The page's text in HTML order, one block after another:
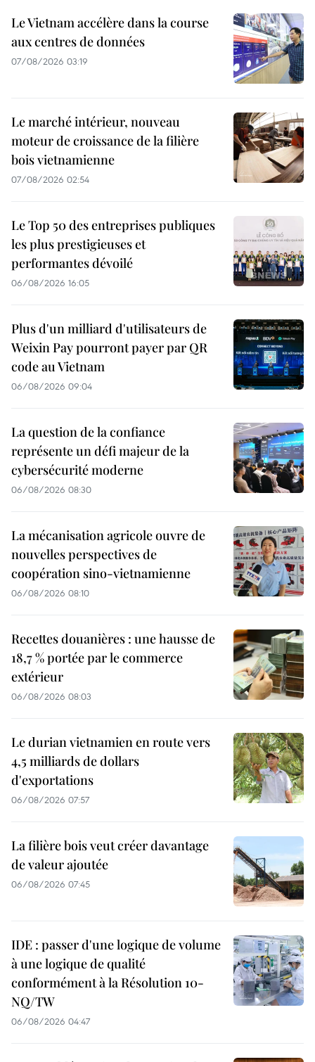
Le Vietnam accélère dans la course
aux centres de données
07/08/2026 03:19
Le marché intérieur, nouveau
moteur de croissance de la filière
bois vietnamienne
07/08/2026 02:54
Le Top 50 des entreprises publiques
les plus prestigieuses et
performantes dévoilé
06/08/2026 16:05
Plus d'un milliard d'utilisateurs de
Weixin Pay pourront payer par QR
code au Vietnam
06/08/2026 09:04
La question de la confiance
représente un défi majeur de la
cybersécurité moderne
06/08/2026 08:30
La mécanisation agricole ouvre de
nouvelles perspectives de
coopération sino-vietnamienne
06/08/2026 08:10
Recettes douanières : une hausse de
18,7 % portée par le commerce
extérieur
06/08/2026 08:03
Le durian vietnamien en route vers
4,5 milliards de dollars
d'exportations
06/08/2026 07:57
La filière bois veut créer davantage
de valeur ajoutée
06/08/2026 07:45
IDE : passer d'une logique de volume
à une logique de qualité
conformément à la Résolution 10-
NQ/TW
06/08/2026 04:47